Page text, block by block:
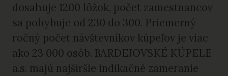
dosahuje 1200 lôžok, počet zamestnancov
sa pohybuje od 230 do 300. Priemerný
ročný počet návštevníkov kúpeľov je viac
ako 23 000 osôb. BARDEJOVSKÉ KÚPELE
a.s. majú najširšie indikačné zameranie